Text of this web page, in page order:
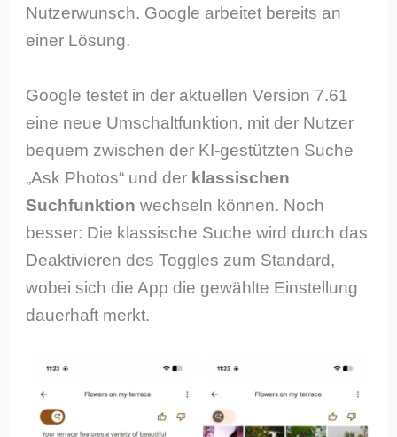
Nutzerwunsch. Google arbeitet bereits an
einer Lösung.
Google testet in der aktuellen Version 7.61
eine neue Umschaltfunktion, mit der Nutzer
bequem zwischen der KI-gestützten Suche
„Ask Photos“ und der klassischen
Suchfunktion wechseln können. Noch
besser: Die klassische Suche wird durch das
Deaktivieren des Toggles zum Standard,
wobei sich die App die gewählte Einstellung
dauerhaft merkt.